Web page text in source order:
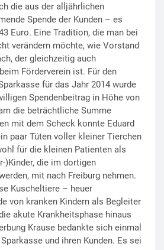
die aus der alljährlichen
Spende der Kunden – es
Euro. Eine Tradition, die man bei
verändern möchte, wie Vorstand
der gleichzeitig auch
Förderverein ist. Für den
für das Jahr 2014 wurde
Spendenbeitrag in Höhe von
die beträchtliche Summe
mit dem Scheck konnte Eduard
paar Tüten voller kleiner Tierchen
für die kleinen Patienten als
)Kinder, die im dortigen
mit nach Freiburg nehmen.
Kuscheltiere – heuer
von kranken Kindern als Begleiter
akute Krankheitsphase hinaus
Krause bedankte sich einmal
und ihren Kunden. Es sei